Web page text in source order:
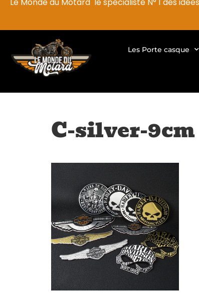
Les Porte casque
C-silver-9cm